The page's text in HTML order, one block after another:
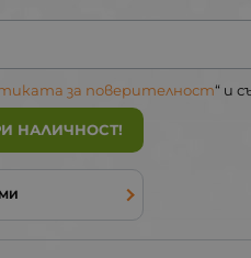
за поверителност“ и
НАЛИЧНОСТ!